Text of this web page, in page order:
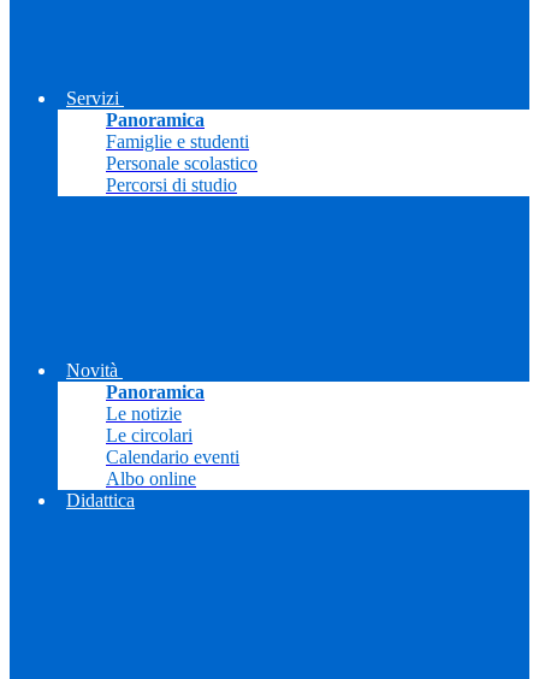
Servizi
Panoramica
Famiglie e studenti
Personale scolastico
Percorsi di studio
Novità
Panoramica
Le notizie
Le circolari
Calendario eventi
Albo online
Didattica